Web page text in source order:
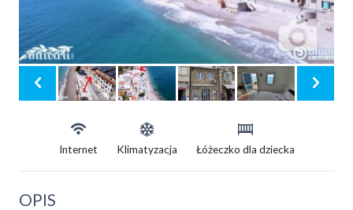
Internet Klimatyzacja Łóżeczko dla dziecka
OPIS